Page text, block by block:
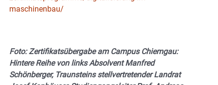
maschinenbau/
Foto: Zertifikatsübergabe am Campus Chiemgau:
Hintere Reihe von links Absolvent Manfred
Schönberger, Traunsteins stellvertretender Landrat